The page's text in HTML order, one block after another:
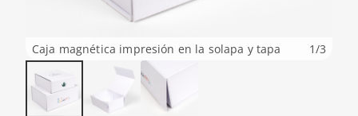
Caja magnética impresión en la solapa y tapa 1/3